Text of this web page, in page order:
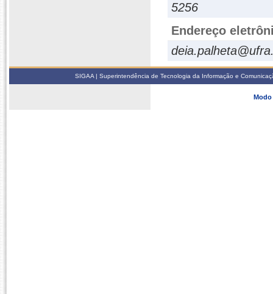
5256
Endereço
SIGAA | Superintendência de Tecnologia da Informação e
Modo